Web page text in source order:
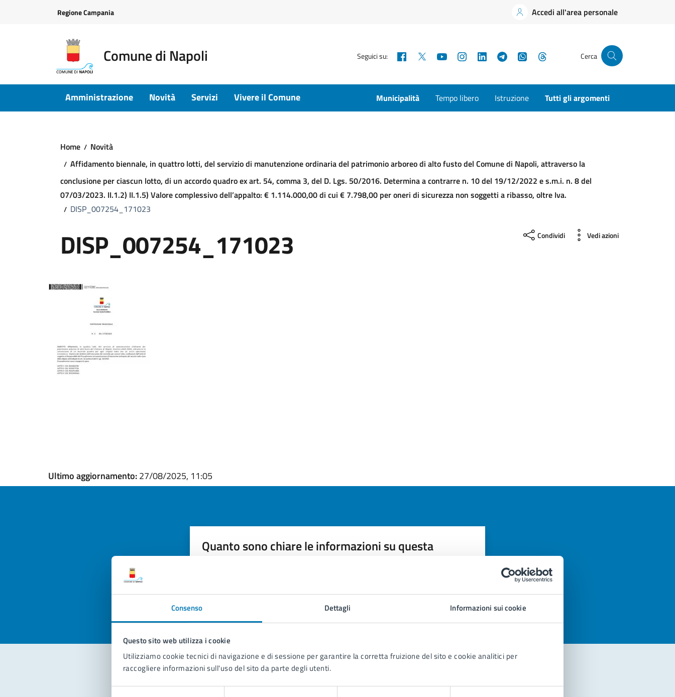
Consenso Dettagli Informazioni sui cookie
Questo sito web utilizza i cookie
Utilizziamo cookie tecnici di navigazione e di sessione per garantire la corretta fruizione del sito e cookie analitici per
raccogliere informazioni sull'uso del sito da parte degli utenti.
Regione Campania Accedi all'area personale
Comune di Napoli Seguici su: Facebook YouTubeInstagramLinkedInTelegramWhatsApp Cerca
Amministrazione Novità Servizi Vivere il Comune Municipalità Tempo libero Istruzione Tutti gli argomenti
Home
Novità
Affidamento biennale, in quattro lotti, del servizio di manutenzione ordinaria del patrimonio arboreo di alto fusto del Comune di Napoli, attraverso la
conclusione per ciascun lotto, di un accordo quadro ex art. 54, comma 3, del D. Lgs. 50/2016. Determina a contrarre n. 10 del 19/12/2022 e s.m.i. n. 8 del
07/03/2023. II.1.2) II.1.5) Valore complessivo dell’appalto: € 1.114.000,00 di cui € 7.798,00 per oneri di sicurezza non soggetti a ribasso, oltre Iva.
DISP_007254_171023
DISP_007254_171023 Condividi Vedi azioni
Ultimo aggiornamento:27/08/2025, 11:05
Quanto sono chiare le informazioni su questa
Valuta 5 stelle su 5
Valuta 4 stelle su 5
Valuta 3 stelle su 5
Valuta 2 stelle su 5
Valuta 1 stelle su 5
Contatta il comune